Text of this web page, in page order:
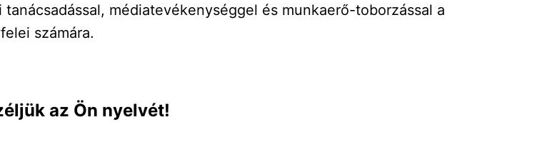
médiatevékenységgel és munkaerő-toborzással a
számára.
az Ön nyelvét!